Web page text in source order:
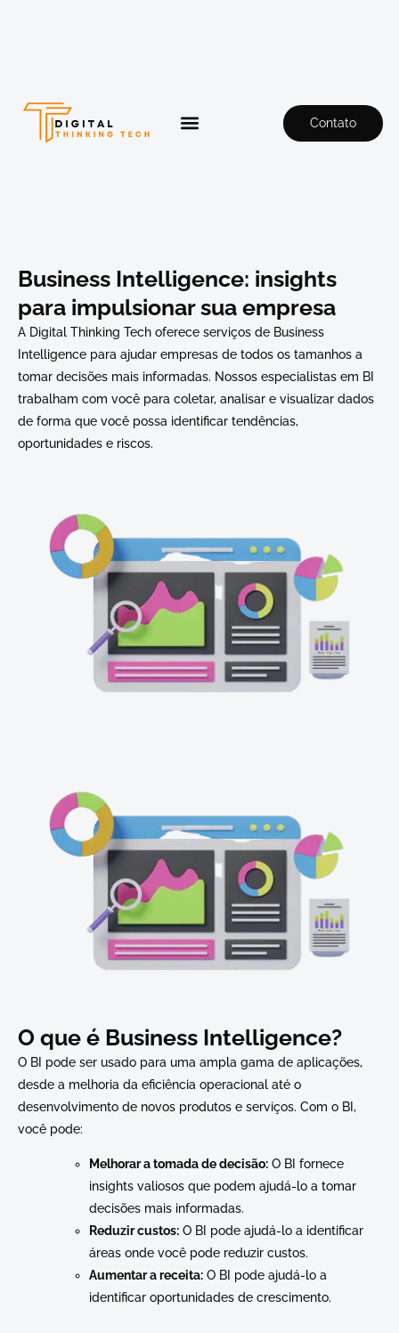
Contato
Business Intelligence: insights
para impulsionar sua empresa
A Digital Thinking Tech oferece serviços de Business
Intelligence para ajudar empresas de todos os tamanhos a
tomar decisões mais informadas. Nossos especialistas em BI
trabalham com você para coletar, analisar e visualizar dados
de forma que você possa identificar tendências,
oportunidades e riscos.
O que é Business Intelligence?
O BI pode ser usado para uma ampla gama de aplicações,
desde a melhoria da eficiência operacional até o
desenvolvimento de novos produtos e serviços. Com o BI,
você pode:
Melhorar a tomada de decisão: O BI fornece
insights valiosos que podem ajudá-lo a tomar
decisões mais informadas.
Reduzir custos: O BI pode ajudá-lo a identificar
áreas onde você pode reduzir custos.
Aumentar a receita: O BI pode ajudá-lo a
identificar oportunidades de crescimento.